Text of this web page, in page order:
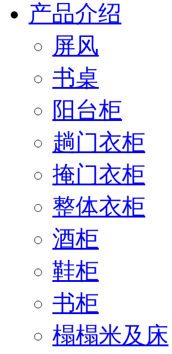
产品介绍
屏风
书桌
阳台柜
趟门衣柜
掩门衣柜
整体衣柜
酒柜
鞋柜
书柜
榻榻米及床